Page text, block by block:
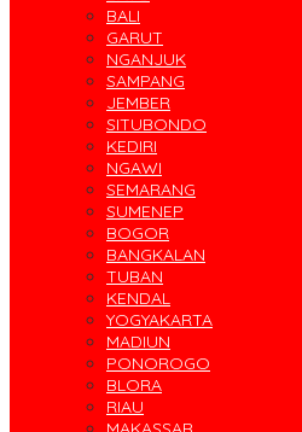
BALI
GARUT
NGANJUK
SAMPANG
JEMBER
SITUBONDO
KEDIRI
NGAWI
SEMARANG
SUMENEP
BOGOR
BANGKALAN
TUBAN
KENDAL
YOGYAKARTA
MADIUN
PONOROGO
BLORA
RIAU